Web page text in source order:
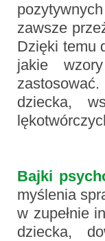
zawsze
Dzięki temu
jakie
dziecka,
Bajki
myślenia
w zupełnie
dziecka,